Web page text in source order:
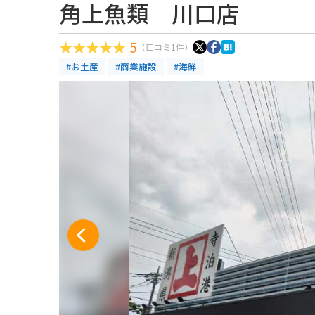
角上魚類 川口店
5 （口コミ1件）
#お土産 #商業施設 #海鮮